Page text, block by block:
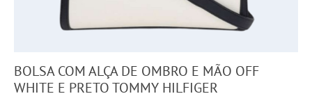
BOLSA COM ALÇA DE OMBRO E MÃO OFF
WHITE E PRETO TOMMY HILFIGER